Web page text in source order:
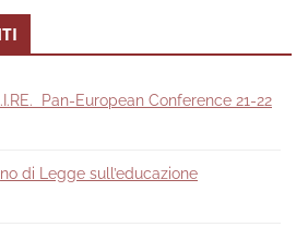
Pan-European Conference 21-22
di Legge sull’educazione